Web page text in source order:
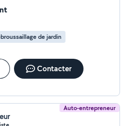
de jardin
Contacter
Auto-entrepreneur